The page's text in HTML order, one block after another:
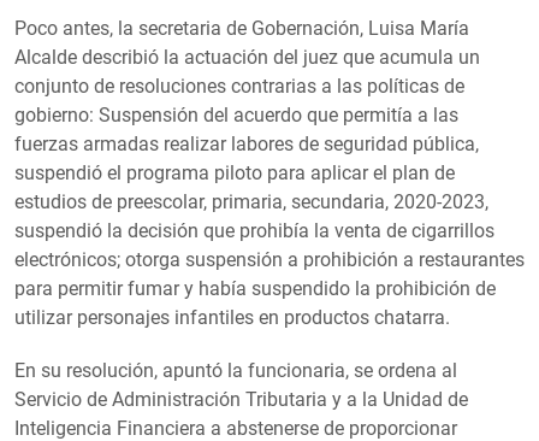
Poco antes, la secretaria de Gobernación, Luisa María
Alcalde describió la actuación del juez que acumula un
conjunto de resoluciones contrarias a las políticas de
gobierno: Suspensión del acuerdo que permitía a las
fuerzas armadas realizar labores de seguridad pública,
suspendió el programa piloto para aplicar el plan de
estudios de preescolar, primaria, secundaria, 2020-2023,
suspendió la decisión que prohibía la venta de cigarrillos
electrónicos; otorga suspensión a prohibición a restaurantes
para permitir fumar y había suspendido la prohibición de
utilizar personajes infantiles en productos chatarra.
En su resolución, apuntó la funcionaria, se ordena al
Servicio de Administración Tributaria y a la Unidad de
Inteligencia Financiera a abstenerse de proporcionar